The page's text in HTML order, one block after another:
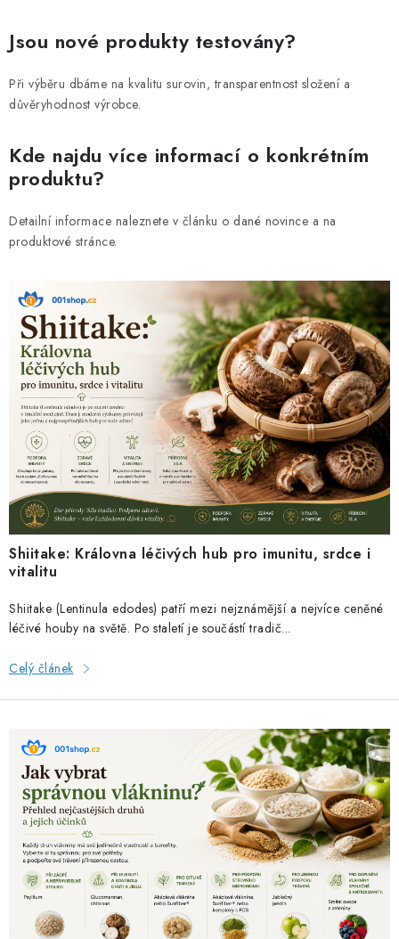
Jsou nové produkty testovány?
Při výběru dbáme na kvalitu surovin, transparentnost složení a
důvěryhodnost výrobce.
Kde najdu více informací o konkrétním
produktu?
Detailní informace naleznete v článku o dané novince a na
produktové stránce.
ý
p
n
k
ů
Shiitake: Královna léčivých hub pro imunitu, srdce i
vitalitu
Shiitake (Lentinula edodes) patří mezi nejznámější a nejvíce ceněné
léčivé houby na světě. Po staletí je součástí tradič...
Celý článek